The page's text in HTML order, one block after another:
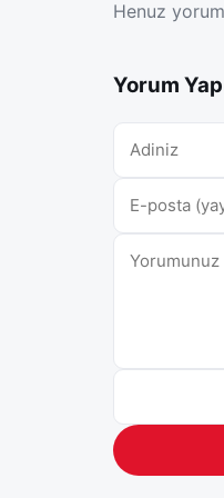
Henuz
Yorum Yap